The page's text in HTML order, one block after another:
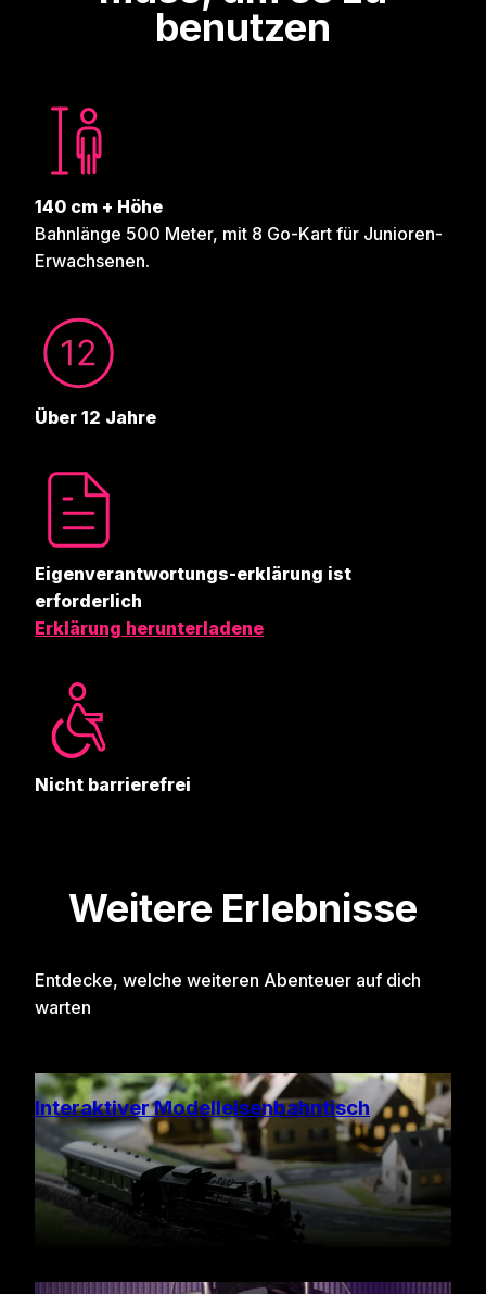
benutzen
140 cm + Höhe
Bahnlänge 500 Meter, mit 8 Go-Kart für Junioren-
Erwachsenen.
Über 12 Jahre
Eigenverantwortungs-erklärung ist
erforderlich
Erklärung herunterladene
Nicht barrierefrei
Weitere Erlebnisse
Entdecke, welche weiteren Abenteuer auf dich
warten
Interaktiver Modelleisenbahntisch